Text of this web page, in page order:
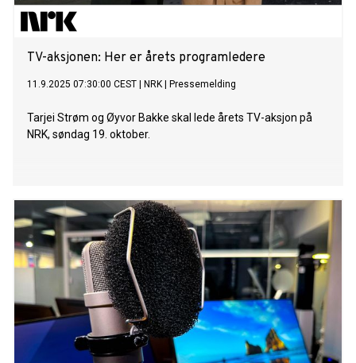
TV-aksjonen: Her er årets programledere
11.9.2025 07:30:00 CEST NRK Pressemelding
Tarjei Strøm og Øyvor Bakke skal lede årets TV-aksjon på
NRK, søndag 19. oktober.